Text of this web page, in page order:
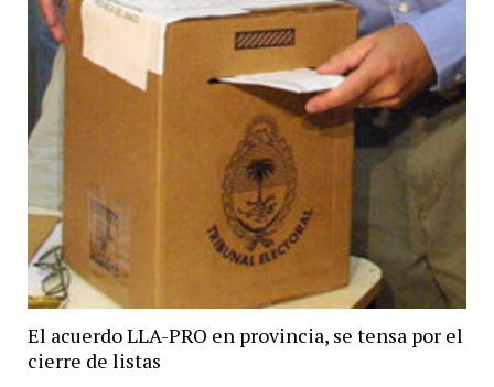
El acuerdo LLA-PRO en provincia, se tensa por el
cierre de listas